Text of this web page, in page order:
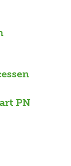
PN